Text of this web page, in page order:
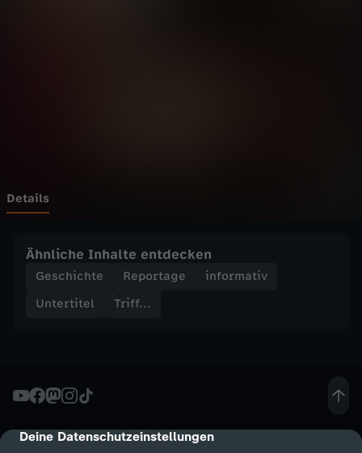
cmp-dialog-description
Deine Datenschutzeinstellungen
r
d
Details
Ähnliche Inhalte entdecken
Geschichte Reportage
informativ
Untertitel
Triff...